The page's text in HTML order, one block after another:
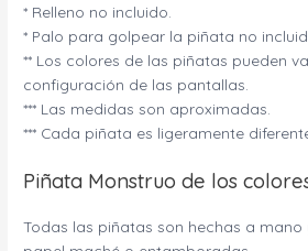
* Relleno no incluido.
* Palo para golpear la piñata no
** Los colores de las piñatas pueden
configuración de las pantallas.
*** Las medidas son aproximadas.
*** Cada piñata es ligeramente
Piñata Monstruo de los
Todas las piñatas son hechas a mano